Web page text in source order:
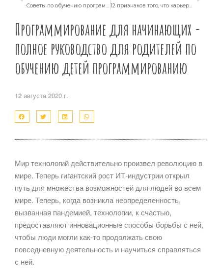
Советы по обучению программированию дома 12 признаков того, что карьера программиста может быть хорошим выбором для вашего ребенка
Программирование для начинающих -
полное руководство для родителей по
обучению детей программированию
12 августа 2020 г.
Мир технологий действительно произвел революцию в
мире. Теперь гигантский рост ИТ-индустрии открыл
путь для множества возможностей для людей во всем
мире. Теперь, когда возникла неопределенность,
вызванная пандемией, технологии, к счастью,
предоставляют инновационные способы борьбы с ней,
чтобы люди могли как-то продолжать свою
повседневную деятельность и научиться справляться
с ней.